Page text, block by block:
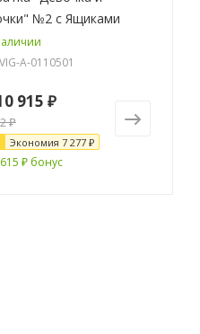
№2 c Ящиками
A-0110501
915 ₽
₽
Экономия 7 277 ₽
₽ бонус